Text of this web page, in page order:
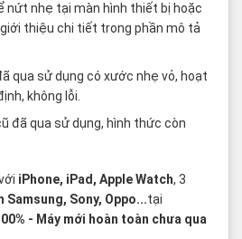
nứt nhẹ tại màn hình thiết bị hoặc
thiệu chi tiết trong phần mô tả
qua sử dụng có xước nhẹ vỏ, hoạt
không lỗi.
đã qua sử dụng, hình thức còn
iPhone, iPad, Apple Watch, 3
Samsung, Sony, Oppo...tại
- Máy mới hoàn toàn chưa qua